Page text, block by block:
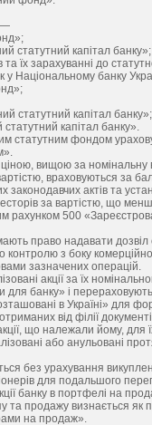
—
статутний капітал банку»;
та їх зарахуванні до
Національному банку
статутний капітал банку»;
капітал банку».
статутним фондом
вищою за номінальну
враховуються за
законодавчих актів та
за вартістю, що
500
право надавати дозвіл
з боку
зазначених операцій.
акції за їх
банку» і
в Україні» для
від філії
що належали йому,
або анульовані
без урахування
для подальшого
банку в портфелі на
та продажу визнається
на продаж».